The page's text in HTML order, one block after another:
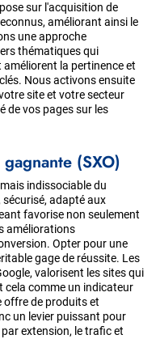
sur l'acquisition de
améliorant ainsi le
une approche
thématiques qui
la pertinence et
Nous activons ensuite
site et votre secteur
de vos pages sur les
(SXO)
indissociable du
adapté aux
favorise non seulement
améliorations
Opter pour une
gage de réussite. Les
valorisent les sites qui
cela comme un indicateur
offre de produits et
un levier puissant pour
extension, le trafic et